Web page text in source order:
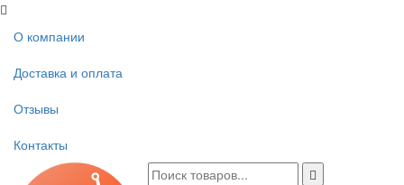
О компании
Доставка и оплата
Отзывы
Контакты